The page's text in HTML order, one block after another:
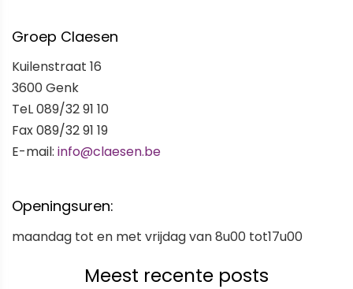
Groep Claesen
Kuilenstraat 16
3600 Genk
TeL 089/32 91 10
Fax 089/32 91 19
E-mail: info@claesen.be
Openingsuren:
maandag tot en met vrijdag van 8u00 tot17u00
Meest recente posts